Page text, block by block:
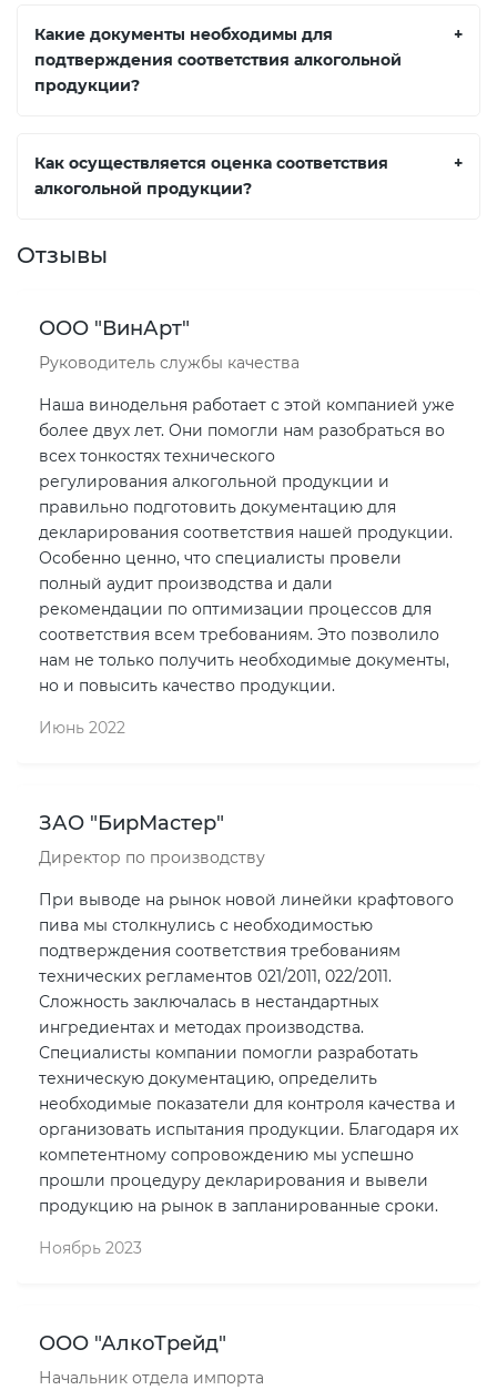
Какие документы необходимы для
подтверждения соответствия алкогольной
продукции?
+
Как осуществляется оценка соответствия
алкогольной продукции?
+
Отзывы
ООО "ВинАрт"
Руководитель службы качества
Наша винодельня работает с этой компанией уже
более двух лет. Они помогли нам разобраться во
всех тонкостях технического
регулирования алкогольной продукции и
правильно подготовить документацию для
декларирования соответствия нашей продукции.
Особенно ценно, что специалисты провели
полный аудит производства и дали
рекомендации по оптимизации процессов для
соответствия всем требованиям. Это позволило
нам не только получить необходимые документы,
но и повысить качество продукции.
Июнь 2022
ЗАО "БирМастер"
Директор по производству
При выводе на рынок новой линейки крафтового
пива мы столкнулись с необходимостью
подтверждения соответствия требованиям
технических регламентов 021/2011, 022/2011.
Сложность заключалась в нестандартных
ингредиентах и методах производства.
Специалисты компании помогли разработать
техническую документацию, определить
необходимые показатели для контроля качества и
организовать испытания продукции. Благодаря их
компетентному сопровождению мы успешно
прошли процедуру декларирования и вывели
продукцию на рынок в запланированные сроки.
Ноябрь 2023
ООО "АлкоТрейд"
Начальник отдела импорта